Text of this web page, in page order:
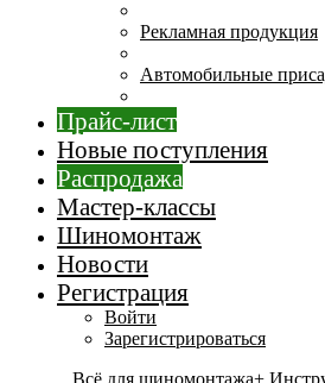
Рекламная продукция
Автомобильные
Прайс-лист
Новые поступления
Распродажа
Мастер-классы
Шиномонтаж
Новости
Регистрация
Войти
Зарегистрироваться
Всё для шиномонтажа+